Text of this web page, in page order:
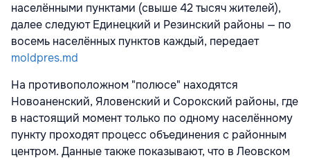
населёнными пунктами (свыше 42 тысяч жителей),
далее следуют Единецкий и Резинский районы — по
восемь населённых пунктов каждый, передает
moldpres.md
На противоположном "полюсе" находятся
Новоаненский, Яловенский и Сорокский районы, где
в настоящий момент только по одному населённому
пункту проходят процесс объединения с районным
центром. Данные также показывают, что в Леовском